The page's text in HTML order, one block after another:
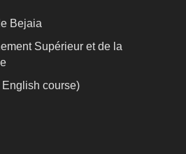
Bejaia
Supérieur et de la
course)